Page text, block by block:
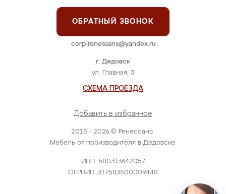
2015 - 2026 © Ренессанс.
Мебель от производителя в Дедовске.
ИНН: 580313642057
ОГРНИП: 317583500009448
г. Дедовск
ул. Главная, 3
СХЕМА ПРОЕЗДА
Добавить в избранное
ОБРАТНЫЙ ЗВОНОК
corp-renessans@yandex.ru